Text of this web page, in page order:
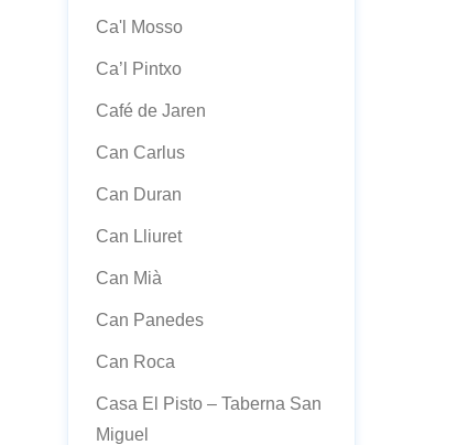
Ca'l Mosso
Ca’l Pintxo
Café de Jaren
Can Carlus
Can Duran
Can Lliuret
Can Mià
Can Panedes
Can Roca
Casa El Pisto – Taberna San
Miguel